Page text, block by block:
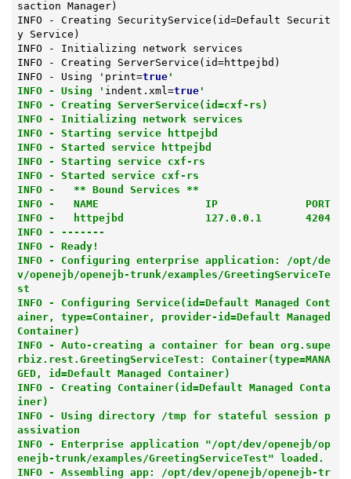
saction Manager)
INFO - Creating SecurityService (id=Default Securit
y Service)
INFO - Initializing network services
INFO - Creating ServerService (id=httpejbd)
INFO - Using 'print=true'
INFO - Using ' indent.xml=true'
INFO - Creating ServerService(id=cxf-rs)
INFO - Initializing network services
INFO - Starting service httpejbd
INFO - Started service httpejbd
INFO - Starting service cxf-rs
INFO - Started service cxf-rs
INFO -   ** Bound Services **
INFO -   NAME                 IP              PORT
INFO -   httpejbd             127.0.0.1       4204
INFO - -------
INFO - Ready!
INFO - Configuring enterprise application: /opt/de
v/openejb/openejb-trunk/examples/GreetingServiceTe
st
INFO - Configuring Service(id=Default Managed Cont
ainer, type=Container, provider-id=Default Managed
Container)
INFO - Auto-creating a container for bean org.supe
rbiz.rest.GreetingServiceTest: Container(type=MANA
GED, id=Default Managed Container)
INFO - Creating Container(id=Default Managed Conta
iner)
INFO - Using directory /tmp for stateful session p
assivation
INFO - Enterprise application "/opt/dev/openejb/op
enejb-trunk/examples/GreetingServiceTest" loaded.
INFO - Assembling app: /opt/dev/openejb/openejb-tr